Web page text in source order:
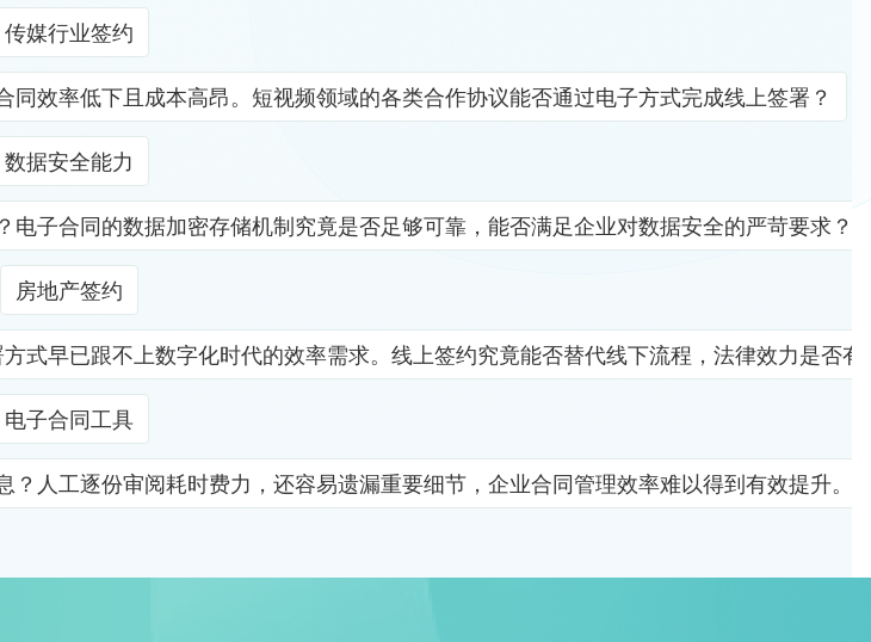
传媒行业签约
效率低下且成本高昂。短视频领域的各类合作协议能否通过电子方式完成线上签署？
数据安全能力
子合同的数据加密存储机制究竟是否足够可靠，能否满足企业对数据安全的严苛要求？
房地产签约
式早已跟不上数字化时代的效率需求。线上签约究竟能否替代线下流程，法律效力是否有
电子合同工具
人工逐份审阅耗时费力，还容易遗漏重要细节，企业合同管理效率难以得到有效提升。